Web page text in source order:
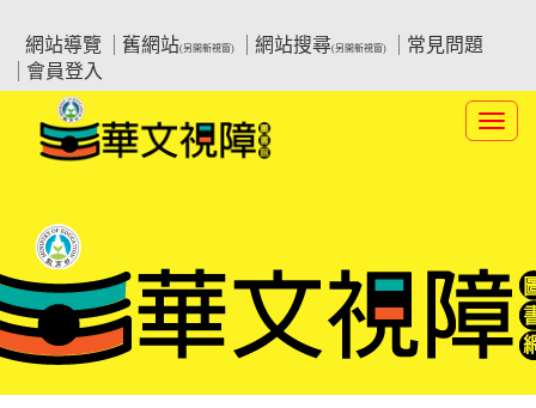
要
網站導覽
舊網站(另開新視窗) 網站搜尋(另開新視窗)
常見問題
會員登入
華文視障電子圖書網